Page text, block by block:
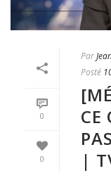
0
0
Par
Posté
CE
|